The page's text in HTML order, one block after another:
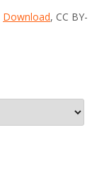
Download, CC BY-